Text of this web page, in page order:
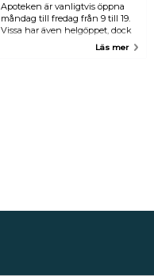
Apoteken är vanligtvis öppna
måndag till fredag från 9 till 19.
Vissa har även helgöppet, dock
med begränsade öppettider.Läs mer